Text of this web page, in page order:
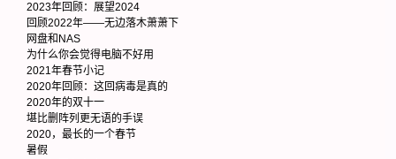
2023年回顾：展望2024
回顾2022年——无边落木萧萧下
网盘和NAS
为什么你会觉得电脑不好用
2021年春节小记
2020年回顾：这回病毒是真的
2020年的双十一
堪比删阵列更无语的手误
2020，最长的一个春节
暑假